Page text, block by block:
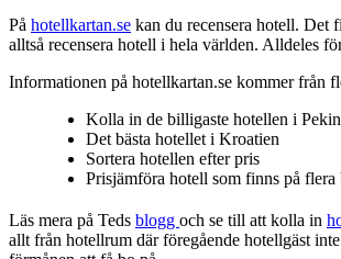
På hotellkartan.se kan du recensera hotell. Det
alltså recensera hotell i hela världen. Alldeles
Informationen på hotellkartan.se kommer från
Kolla in de billigaste hotellen i
Det bästa hotellet i Kroatien
Sortera hotellen efter pris
Prisjämföra hotell som finns på flera
Läs mera på Teds blogg och se till att kolla in
allt från hotellrum där föregående hotellgäst